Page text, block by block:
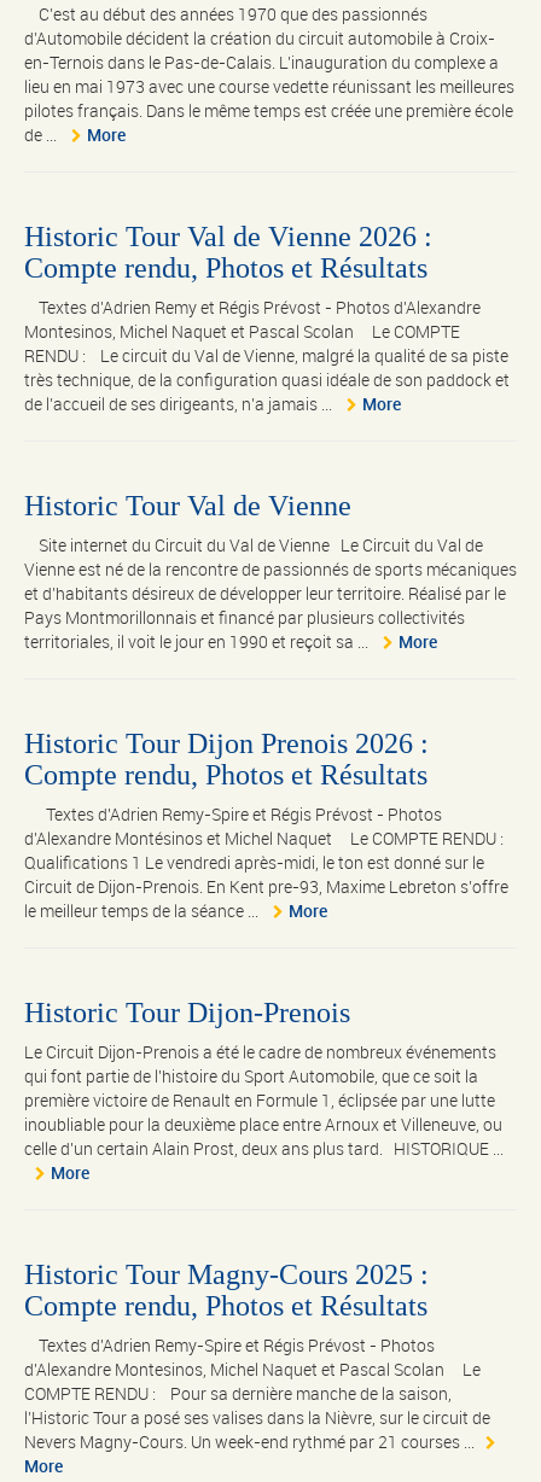
C’est au début des années 1970 que des passionnés
d’Automobile décident la création du circuit automobile à Croix-
en-Ternois dans le Pas-de-Calais. L’inauguration du complexe a
lieu en mai 1973 avec une course vedette réunissant les meilleures
pilotes français. Dans le même temps est créée une première école
de ...
More
Historic Tour Val de Vienne 2026 :
Compte rendu, Photos et Résultats
Textes d'Adrien Remy et Régis Prévost - Photos d'Alexandre
Montesinos, Michel Naquet et Pascal Scolan Le COMPTE
RENDU : Le circuit du Val de Vienne, malgré la qualité de sa piste
très technique, de la configuration quasi idéale de son paddock et
de l’accueil de ses dirigeants, n’a jamais ...
More
Historic Tour Val de Vienne
Site internet du Circuit du Val de Vienne Le Circuit du Val de
Vienne est né de la rencontre de passionnés de sports mécaniques
et d’habitants désireux de développer leur territoire. Réalisé par le
Pays Montmorillonnais et financé par plusieurs collectivités
territoriales, il voit le jour en 1990 et reçoit sa ...
More
Historic Tour Dijon Prenois 2026 :
Compte rendu, Photos et Résultats
Textes d'Adrien Remy-Spire et Régis Prévost - Photos
d'Alexandre Montésinos et Michel Naquet Le COMPTE RENDU :
Qualifications 1 Le vendredi après-midi, le ton est donné sur le
Circuit de Dijon-Prenois. En Kent pre-93, Maxime Lebreton s’offre
le meilleur temps de la séance ...
More
Historic Tour Dijon-Prenois
Le Circuit Dijon-Prenois a été le cadre de nombreux événements
qui font partie de l'histoire du Sport Automobile, que ce soit la
première victoire de Renault en Formule 1, éclipsée par une lutte
inoubliable pour la deuxième place entre Arnoux et Villeneuve, ou
celle d'un certain Alain Prost, deux ans plus tard. HISTORIQUE ...
More
Historic Tour Magny-Cours 2025 :
Compte rendu, Photos et Résultats
Textes d'Adrien Remy-Spire et Régis Prévost - Photos
d'Alexandre Montesinos, Michel Naquet et Pascal Scolan Le
COMPTE RENDU : Pour sa dernière manche de la saison,
l’Historic Tour a posé ses valises dans la Nièvre, sur le circuit de
Nevers Magny-Cours. Un week-end rythmé par 21 courses ...
More